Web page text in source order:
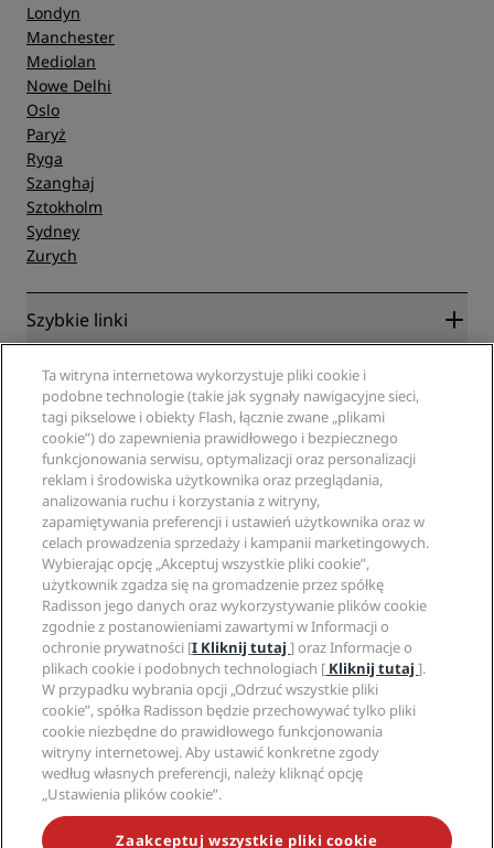
Londyn
Manchester
Mediolan
Nowe Delhi
Oslo
Paryż
Ryga
Szanghaj
Sztokholm
Sydney
Zurych
Szybkie linki
Radisson Rewards
Gwarancja najlepszej ceny online
Blog
Cele podróży
Nowe i zapowiadane hotele
Aplikacja Radisson Hotels
Hotele z certyfikatem Sports Approved
Hotele przyjazne dla rodzin
Zdrowie i bezpieczeństwo
Specjaliści ds. podróży
Partnerzy
Agencje turystyczne
Witryna korporacyjna
Radisson Hotel Group
Media
Kariery w RHG
Kariery w PPHE
Kariera EHL
The Club by RHG
Współpraca
Odpowiedzialny biznes
Zaopatrzenie
Informacje prawne
Centrum prywatności
Informacje prawne
Regulamin Radisson Rewards
Umowa dotycząca korzystania z witryny
Dostępność cyfrowa
Oświadczenie dotyczące współczesnego niewolnictwa
Pomoc
Ostrzeżenia dla klientów
Kontakt
Najczęściej zadawane pytania
Mapa witryny
Media społecznościowe
Marki Radisson Hotels
NIE PRZEGAP NAJCIEKAWSZYCH OFERT
Ta witryna internetowa wykorzystuje pliki cookie i
podobne technologie (takie jak sygnały nawigacyjne sieci,
tagi pikselowe i obiekty Flash, łącznie zwane „plikami
cookie”) do zapewnienia prawidłowego i bezpiecznego
funkcjonowania serwisu, optymalizacji oraz personalizacji
reklam i środowiska użytkownika oraz przeglądania,
analizowania ruchu i korzystania z witryny,
zapamiętywania preferencji i ustawień użytkownika oraz w
celach prowadzenia sprzedaży i kampanii marketingowych.
Wybierając opcję „Akceptuj wszystkie pliki cookie”,
użytkownik zgadza się na gromadzenie przez spółkę
Radisson jego danych oraz wykorzystywanie plików cookie
zgodnie z postanowieniami zawartymi w Informacji o
ochronie prywatności [I Kliknij tutaj] oraz Informacje o
plikach cookie i podobnych technologiach [ Kliknij tutaj].
W przypadku wybrania opcji „Odrzuć wszystkie pliki
cookie”, spółka Radisson będzie przechowywać tylko pliki
cookie niezbędne do prawidłowego funkcjonowania
witryny internetowej. Aby ustawić konkretne zgody
według własnych preferencji, należy kliknąć opcję
„Ustawienia plików cookie”.
Zaakceptuj wszystkie pliki cookie